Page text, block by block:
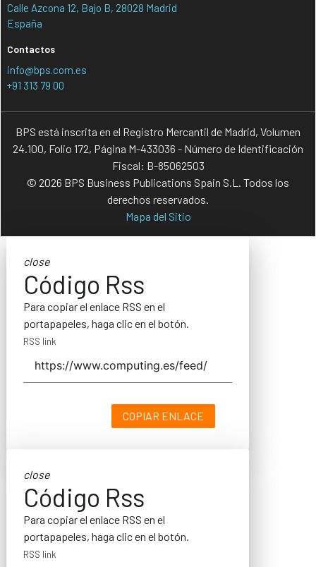
Calle Azcona 12, Bajo B, 28028 Madrid
España
Contactos
info@bps.com.es
+91 313 79 00
BPS está inscrita en el Registro Mercantil de Madrid, Volumen
24.100, Folio 172, Página M-433036 - Número de Identificación
Fiscal: B-85062503
© 2026 BPS Business Publications Spain S.L. Todos los
derechos reservados.
Mapa del Sitio
close
Código Rss
Para copiar el enlace RSS en el
portapapeles, haga clic en el botón.
RSS link
COPIAR ENLACE
close
Código Rss
Para copiar el enlace RSS en el
portapapeles, haga clic en el botón.
RSS link